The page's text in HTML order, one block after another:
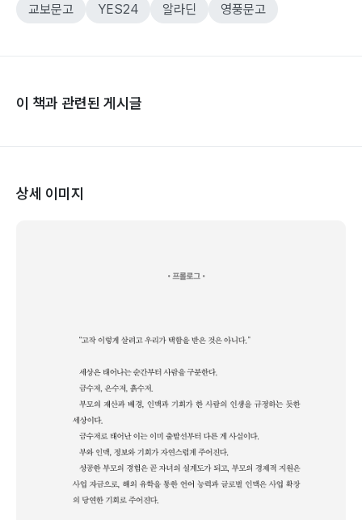
교보문고 YES24 알라딘 영풍문고
이 책과 관련된 게시글
상세 이미지